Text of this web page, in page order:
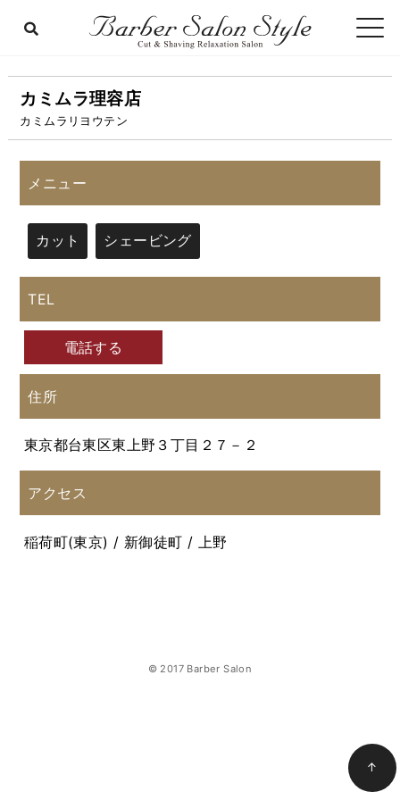
カミムラ理容店
カミムラリヨウテン
メニュー
カット シェービング
TEL
電話する
住所
東京都台東区東上野３丁目２７－２
アクセス
稲荷町(東京) / 新御徒町 / 上野
© 2017 Barber Salon
↑